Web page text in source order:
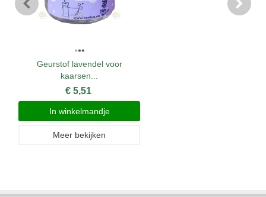
Geurstof lavendel voor
kaarsen...
€ 5,51
In winkelmandje
Meer bekijken